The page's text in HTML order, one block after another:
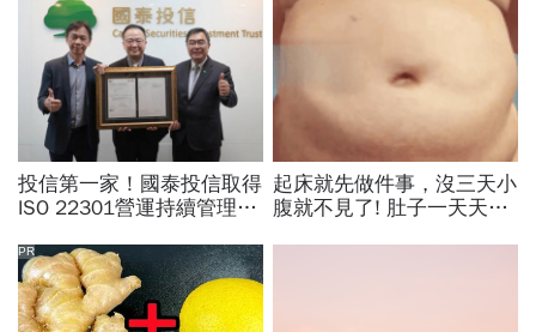
投信第一家！國泰投信取得
ISO 22301營運持續管理認
起床就先做件事，沒三天小
腹就不見了! 肚子一天天變
PR